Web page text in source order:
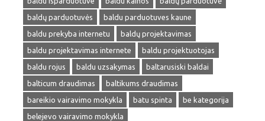
baldų parduotuvės
baldu parduotuves kaune
baldu prekyba internetu
baldų projektavimas
baldu projektavimas internete
baldu projektuotojas
baldu rojus
baldu uzsakymas
baltarusiski baldai
balticum draudimas
baltikums draudimas
bareikio vairavimo mokykla
batu spinta
be kategorija
belejevo vairavimo mokykla